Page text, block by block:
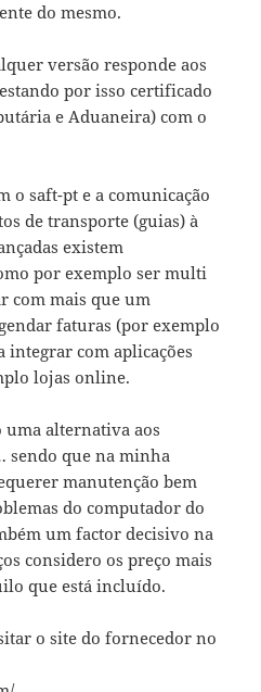
do mesmo.
versão responde aos
por isso certificado
e Aduaneira) com o
o saft-pt e a comunicação
de transporte (guias) à
existem
por exemplo ser multi
com mais que um
faturas (por exemplo
integrar com aplicações
lojas online.
uma alternativa aos
sendo que na minha
manutenção bem
do computador do
um factor decisivo na
considero os preço mais
que está incluído.
o site do fornecedor no